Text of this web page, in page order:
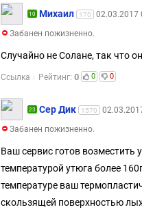
10 Михаил 170
02.03.2017
Забанен пожизненно.
Случайно не Солане, так что
Ссылка Рейтинг: 0 0 0
23 Сер Дик 1570
Забанен пожизненно.
Ваш сервис готов
температурой утюга более
температуре ваш
скользящей поверхностью